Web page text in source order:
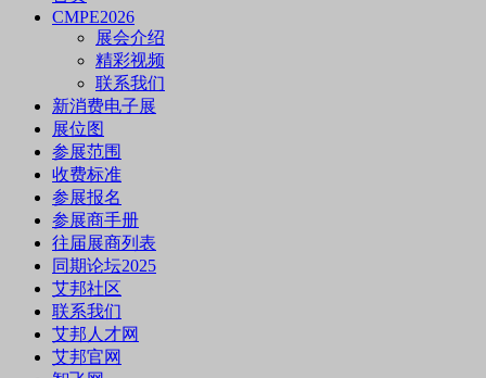
CMPE2026
展会介绍
精彩视频
联系我们
新消费电子展
展位图
参展范围
收费标准
参展报名
参展商手册
往届展商列表
同期论坛2025
艾邦社区
联系我们
艾邦人才网
艾邦官网